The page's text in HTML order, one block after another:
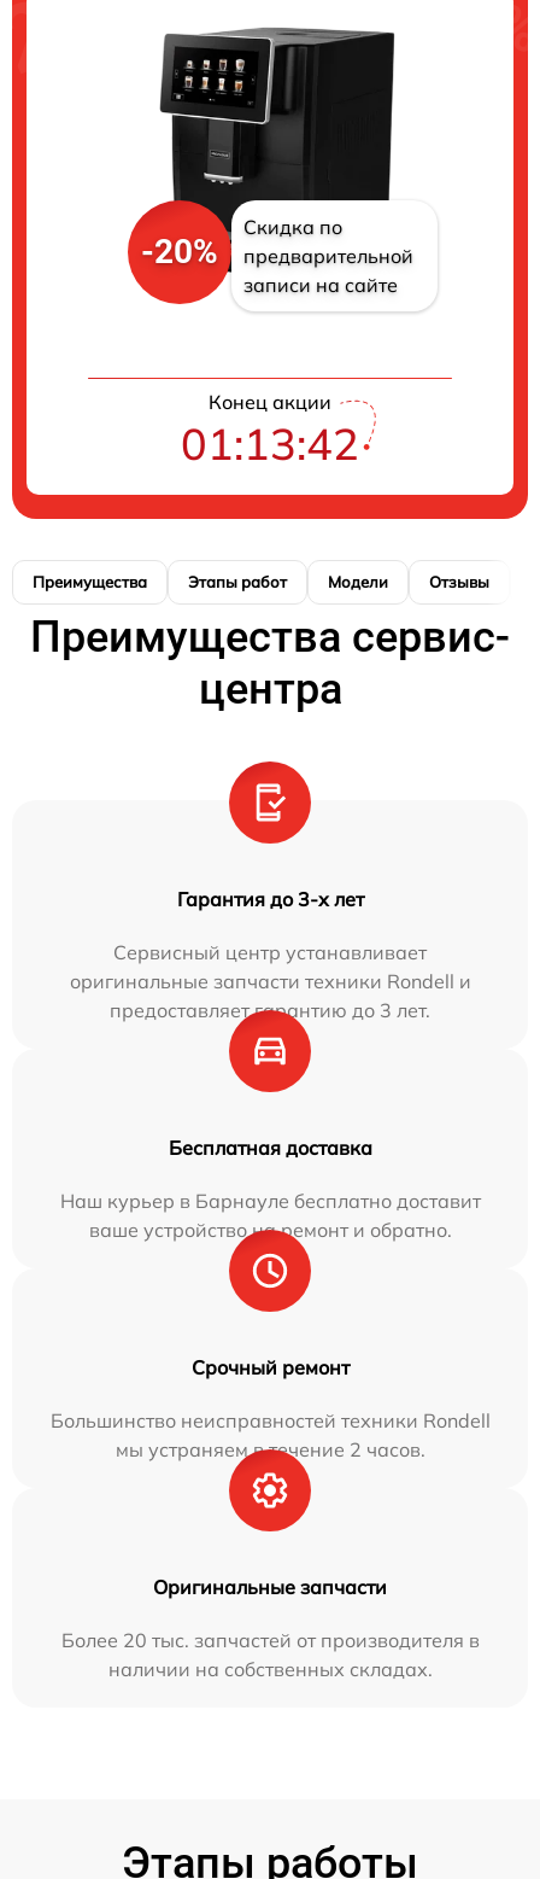
-20%
Скидка по
предварительной
записи на сайте
Конец акции
01:13:41
Преимущества Этапы работ Модели Отзывы
Преимущества сервис-
центра
Гарантия до 3-х лет
Сервисный центр устанавливает
оригинальные запчасти техники Rondell и
предоставляет гарантию до 3 лет.
Бесплатная доставка
Наш курьер в Барнауле бесплатно доставит
ваше устройство на ремонт и обратно.
Срочный ремонт
Большинство неисправностей техники Rondell
мы устраняем в течение 2 часов.
Оригинальные запчасти
Более 20 тыс. запчастей от производителя в
наличии на собственных складах.
Этапы работы